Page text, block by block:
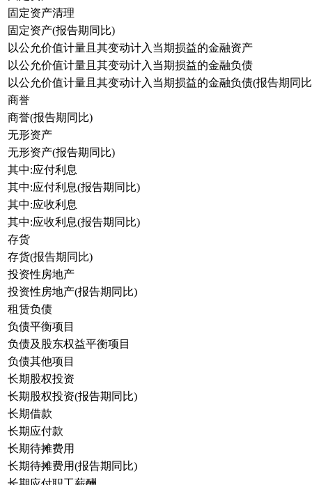
固定资产清理
固定资产(报告期同比)
以公允价值计量且其变动计入当期损益的金融资产
以公允价值计量且其变动计入当期损益的金融负债
以公允价值计量且其变动计入当期损益的金融负债(报告期同
商誉
商誉(报告期同比)
无形资产
无形资产(报告期同比)
其中:应付利息
其中:应付利息(报告期同比)
其中:应收利息
其中:应收利息(报告期同比)
存货
存货(报告期同比)
投资性房地产
投资性房地产(报告期同比)
租赁负债
负债平衡项目
负债及股东权益平衡项目
负债其他项目
长期股权投资
长期股权投资(报告期同比)
长期借款
长期应付款
长期待摊费用
长期待摊费用(报告期同比)